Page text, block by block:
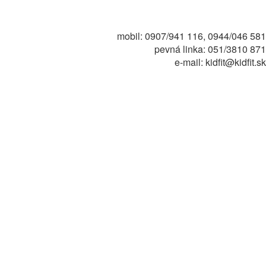
mobil: 0907/941 116, 0944/046 581
pevná linka: 051/3810 871
e-mail: kidfit@kidfit.sk